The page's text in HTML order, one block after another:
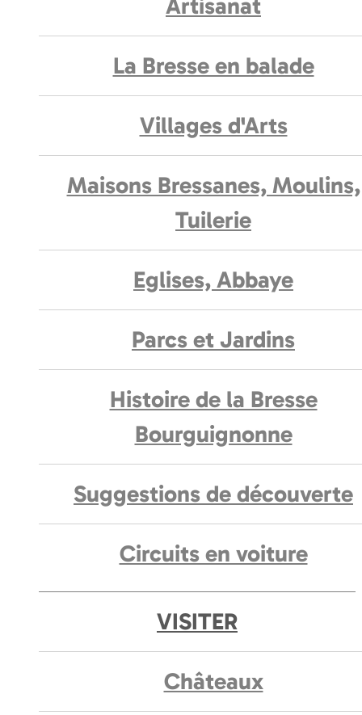
Artisanat
La Bresse en balade
Villages d'Arts
Maisons Bressanes, Moulins,
Tuilerie
Eglises, Abbaye
Parcs et Jardins
Histoire de la Bresse
Bourguignonne
Suggestions de découverte
Circuits en voiture
VISITER
Châteaux